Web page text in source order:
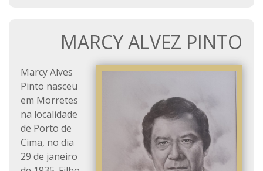
MARCY ALVEZ PINTO
Marcy Alves
Pinto nasceu
em Morretes
na localidade
de Porto de
Cima, no dia
29 de janeiro